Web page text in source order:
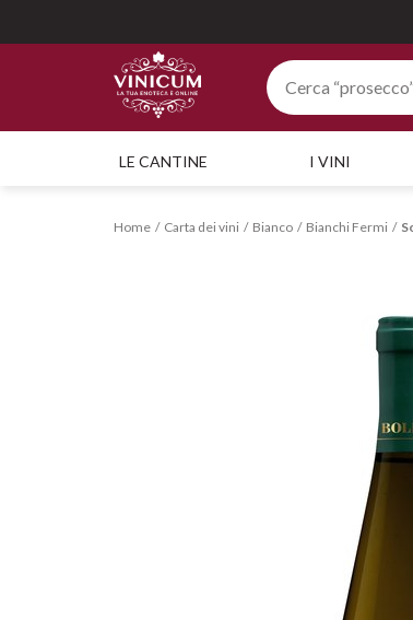
LE CANTINE I VINI
Home Carta dei vini Bianco Bianchi Fermi